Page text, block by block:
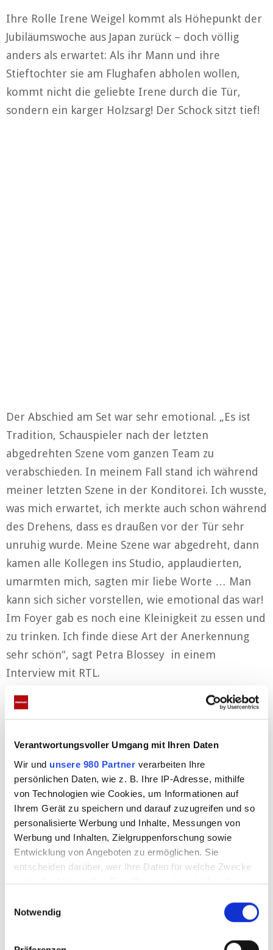
Verantwortungsvoller Umgang mit Ihren Daten
Wir und unsere 980 Partner verarbeiten Ihre
persönlichen Daten, wie z. B. Ihre IP-Adresse, mithilfe
von Technologien wie Cookies, um Informationen auf
Ihrem Gerät zu speichern und darauf zuzugreifen und so
personalisierte Werbung und Inhalte, Messungen von
Werbung und Inhalten, Zielgruppenforschung sowie
Entwicklung von Angeboten zu ermöglichen. Sie
entscheiden darüber, wer Ihre Daten für welche Zwecke
nutzt. Sie können Ihre Einwilligung jederzeit über die
Trigger Symbol ändern oder widerrufen
Erfahren Sie mehr darüber, wie Ihre persönlichen Daten
Notwendig
Ihre Rolle Irene Weigel kommt als Höhepunkt der
Jubiläumswoche aus Japan zurück – doch völlig
anders als erwartet: Als ihr Mann und ihre
Stieftochter sie am Flughafen abholen wollen,
kommt nicht die geliebte Irene durch die Tür,
sondern ein karger Holzsarg! Der Schock sitzt tief!
Der Abschied am Set war sehr emotional. „Es ist
Tradition, Schauspieler nach der letzten
abgedrehten Szene vom ganzen Team zu
verabschieden. In meinem Fall stand ich während
meiner letzten Szene in der Konditorei. Ich wusste,
was mich erwartet, ich merkte auch schon während
des Drehens, dass es draußen vor der Tür sehr
unruhig wurde. Meine Szene war abgedreht, dann
kamen alle Kollegen ins Studio, applaudierten,
umarmten mich, sagten mir liebe Worte … Man
kann sich sicher vorstellen, wie emotional das war!
Im Foyer gab es noch eine Kleinigkeit zu essen und
zu trinken. Ich finde diese Art der Anerkennung
sehr schön“, sagt Petra Blossey in einem
Interview mit RTL.
Das sind ihre Zukunftspläne
Die Schauspielerin hat dann auch über ihre
weiterhin in meinem Beruf arbeiten zu können.
knüpfe, sei es am Theater oder beim Fernsehen.